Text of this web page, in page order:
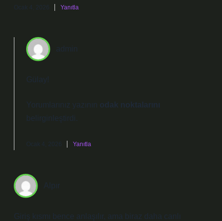
Ocak 4, 2026 Yanıtla
admin
Gülay!
Yorumlarınız yazının odak noktalarını
belirginleştirdi.
Ocak 4, 2026 Yanıtla
Alpır
Giriş kısmı bence anlaşılır, ama biraz daha canlı